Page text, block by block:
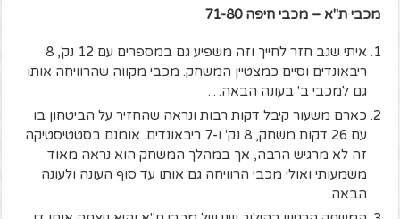
מכבי ת"א – מכבי חיפה 71-80
איתי שגב חזר לחייך וזה משפיע גם במספרים עם 12 נק', 8
ריבאונדים וסיים כמצטיין המשחק. מכבי מקווה שהרוויחה אותו
גם למכבי ב' בעונה הבאה…
כארם משעור קיבל דקות רבות ונראה שהחזיר על הביטחון בו
עם 26 דקות משחק, 8 נק' ו-7 ריבאונדים. אומנם בסטטיסטיקה
זה לא מרגיש הרבה, אך במהלך המשחק הוא נראה מאוד
משמעותי ואולי מכבי הרוויחה גם אותו עד סוף העונה ולעונה
הבאה.